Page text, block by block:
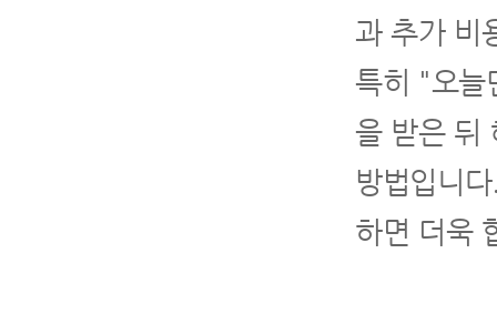
과 추가 비
특히 "오늘
을 받은 뒤
방법입니
하면 더욱